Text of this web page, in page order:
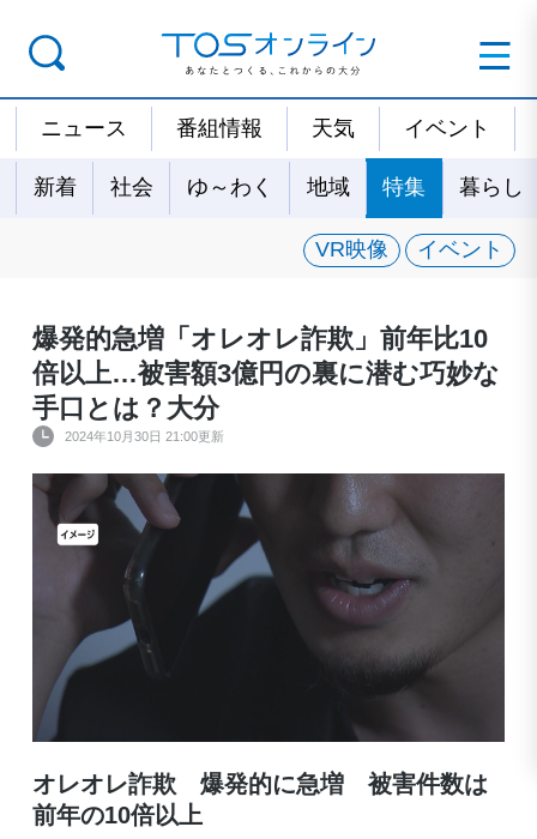
ニュース 番組情報 天気 イベント
新着 社会 ゆ～わく 地域 特集 暮らし
VR映像 イベント
爆発的急増「オレオレ詐欺」前年比10
倍以上…被害額3億円の裏に潜む巧妙な
手口とは？大分
2024年10月30日 21:00更新
オレオレ詐欺 爆発的に急増 被害件数は
前年の10倍以上